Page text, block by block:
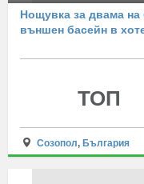
Нощувка за двама на
външен басейн в
ТОП
Созопол, България